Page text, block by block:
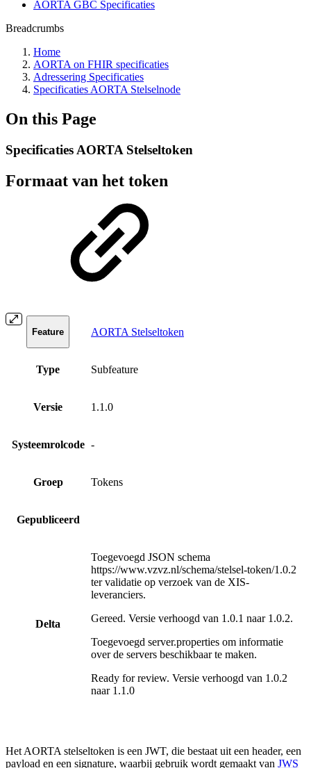
AORTA GBC Specificaties
Breadcrumbs
Home
AORTA on FHIR specificaties
Adressering Specificaties
Specificaties AORTA Stelselnode
On this Page
Specificaties AORTA Stelseltoken
Formaat van het token
Feature AORTA Stelseltoken
Type Subfeature
Versie 1.1.0
Systeemrolcode -
Groep Tokens
Gepubliceerd
Delta
Toegevoegd JSON schema
https://www.vzvz.nl/schema/stelsel-token/1.0.2
ter validatie op verzoek van de XIS-
leveranciers.
Gereed. Versie verhoogd van 1.0.1 naar 1.0.2.
Toegevoegd server.properties om informatie
over de servers beschikbaar te maken.
Ready for review. Versie verhoogd van 1.0.2
naar 1.1.0
Het AORTA stelseltoken is een JWT, die bestaat uit een header, een
payload en een signature, waarbij gebruik wordt gemaakt van JWS